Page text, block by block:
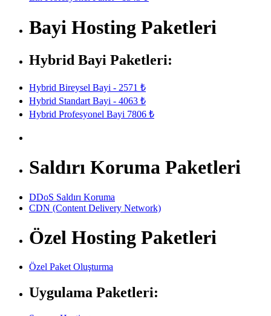
Bayi Hosting Paketleri
Hybrid Bayi Paketleri:
Hybrid Bireysel Bayi - 2571 ₺
Hybrid Standart Bayi - 4063 ₺
Hybrid Profesyonel Bayi 7806 ₺
Saldırı Koruma Paketleri
DDoS Saldırı Koruma
CDN (Content Delivery Network)
Özel Hosting Paketleri
Özel Paket Oluşturma
Uygulama Paketleri: